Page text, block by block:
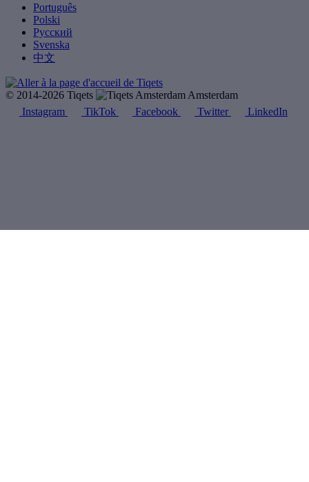
Português
Polski
Русский
Svenska
中文
© 2014-2026 Tiqets
Amsterdam
Instagram
TikTok Facebook Twitter LinkedIn